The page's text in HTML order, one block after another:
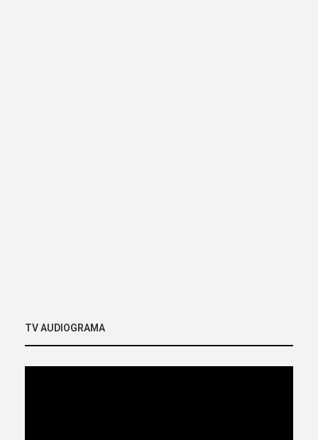
TV AUDIOGRAMA